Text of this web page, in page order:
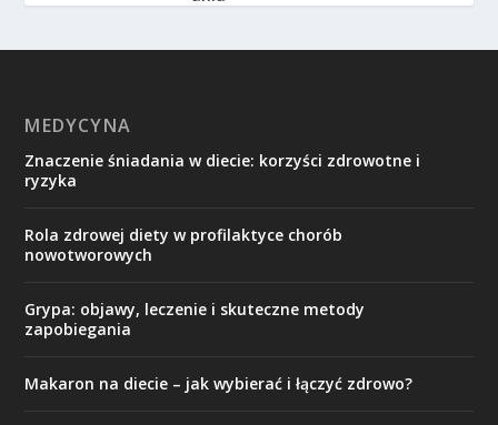
MEDYCYNA
Znaczenie śniadania w diecie: korzyści zdrowotne i
ryzyka
Rola zdrowej diety w profilaktyce chorób
nowotworowych
Grypa: objawy, leczenie i skuteczne metody
zapobiegania
Makaron na diecie – jak wybierać i łączyć zdrowo?